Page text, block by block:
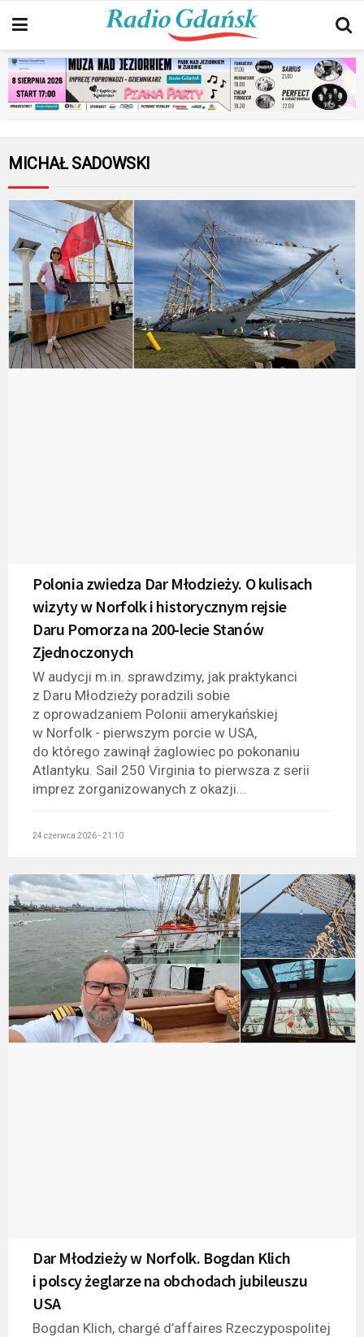
MICHAŁ SADOWSKI
Polonia zwiedza Dar Młodzieży. O kulisach
wizyty w Norfolk i historycznym rejsie
Daru Pomorza na 200-lecie Stanów
Zjednoczonych
W audycji m.in. sprawdzimy, jak praktykanci
z Daru Młodzieży poradzili sobie
z oprowadzaniem Polonii amerykańskiej
w Norfolk - pierwszym porcie w USA,
do którego zawinął żaglowiec po pokonaniu
Atlantyku. Sail 250 Virginia to pierwsza z serii
imprez zorganizowanych z okazji...
24 czerwca 2026 - 21:10
Dar Młodzieży w Norfolk. Bogdan Klich
i polscy żeglarze na obchodach jubileuszu
USA
Bogdan Klich, chargé d’affaires Rzeczypospolitej